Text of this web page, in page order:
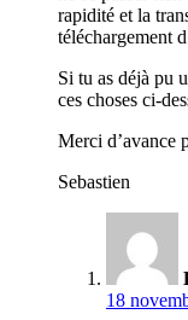
rapidité et la
téléchargement
Si tu as déjà pu
ces choses ci-
Merci d’avance
Sebastien
18